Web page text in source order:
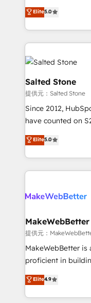
experienced and
Partner. 🚀 With 2,750+ HubSpot projects delivered
and 370+
we de-risk
accelerate ROI across
multi-region
we turn
scale. 🏆 HubSpot’s CEO called us “the partner of the
future.” Others
measurable
Elite5.0
Salted Stone
提供元：Salted Stone
Since 2012,
have counted on
management,
solutions that
transform brand experiences As
service creative
winning design to
marketing
fuel long-term success We connect the
customer lifecycle
ensure long-term
and service to drive
HubSpot
Elite5.0
MakeWebBetter
提供元：
MakeWebBetter
proficient in
operational
growing tech-
hands you the
Elite4.9